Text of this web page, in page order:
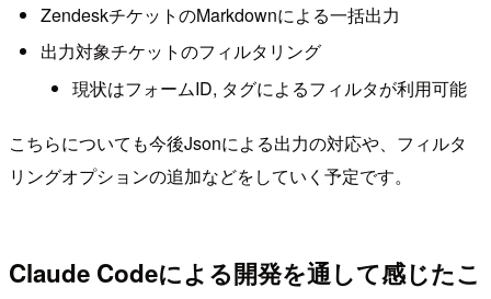
ZendeskチケットのMarkdownによる一括出力
出力対象チケットのフィルタリング
現状はフォームID, タグによるフィルタが利用可能
こちらについても今後Jsonによる出力の対応や、フィルタ
リングオプションの追加などをしていく予定です。
Claude Codeによる開発を通して感じたこ